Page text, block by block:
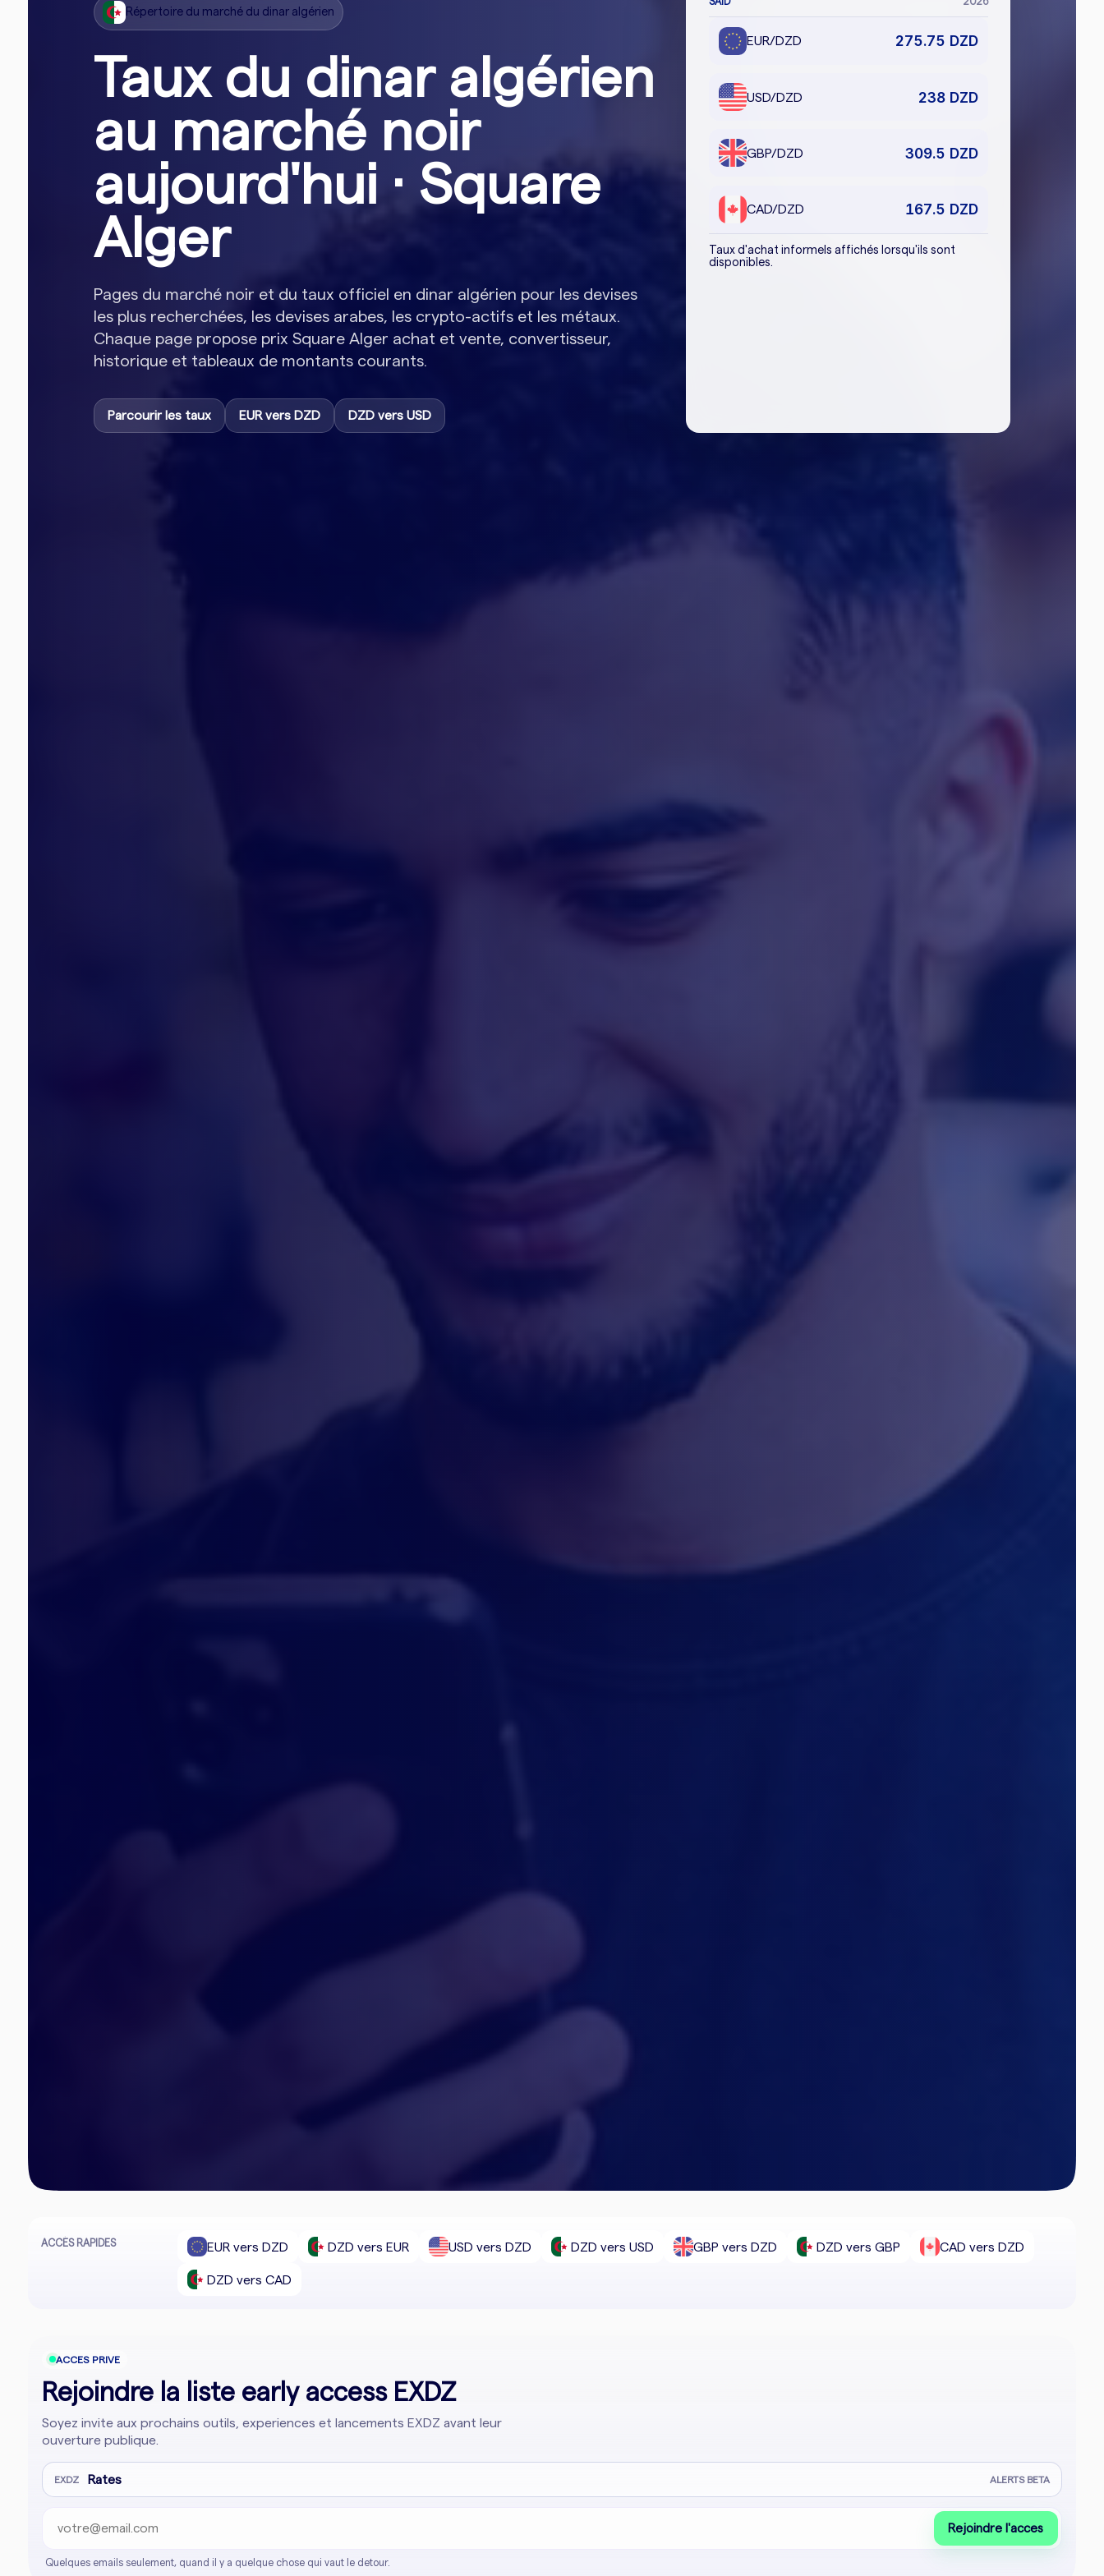
Répertoire du marché du dinar algérien
Taux du dinar algérien
au marché noir
aujourd'hui · Square
Alger
Pages du marché noir et du taux officiel en dinar algérien pour les devises
les plus recherchées, les devises arabes, les crypto-actifs et les métaux.
Chaque page propose prix Square Alger achat et vente, convertisseur,
historique et tableaux de montants courants.
Parcourir les taux EUR vers DZD DZD vers USD
EUR/DZD 275.75 DZD
USD/DZD 238DZD
GBP/DZD 309.5 DZD
CAD/DZD 167.5 DZD
Taux d'achat informels affichés lorsqu'ils sont
disponibles.
ACCÈS RAPIDES EUR vers DZD DZD vers EUR USD vers DZD DZD vers USD GBP vers DZD DZD vers GBP CAD vers DZD
DZD vers CAD
ACCES PRIVE
Rejoindre la liste early access EXDZ
Soyez invite aux prochains outils, experiences et lancements EXDZ avant leur
ouverture publique.
EXDZ Rates ALERTS BETA
Adresse email
Company website
Rejoindre l'acces
Quelques emails seulement, quand il y a quelque chose qui vaut le detour.